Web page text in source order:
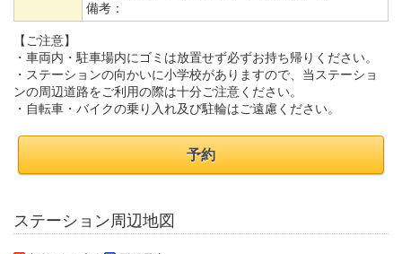
備考：
【ご注意】
・車両内・駐車場内にゴミは放置せず必ずお持ち帰りください。
・ステーションの向かいに小学校がありますので、当ステーショ
ンの周辺道路をご利用の際は十分ご注意ください。
・自転車・バイクの乗り入れ及び駐輪はご遠慮ください。
予約
ステーション周辺地図